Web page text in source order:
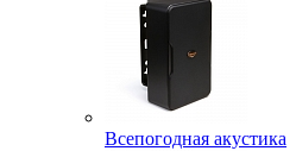
Всепогодная акустика